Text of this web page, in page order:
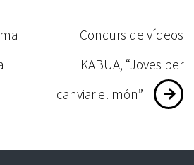
Concurs de vídeos
KABUA, “Joves per
canviar el món”